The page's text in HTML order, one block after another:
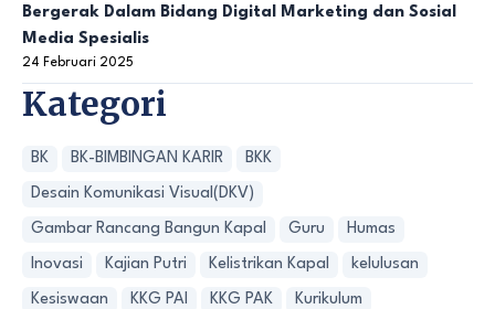
Bergerak Dalam Bidang Digital Marketing dan Sosial
Media Spesialis
24 Februari 2025
Kategori
BK BK-BIMBINGAN KARIR BKK
Desain Komunikasi Visual(DKV)
Gambar Rancang Bangun Kapal Guru Humas
Inovasi Kajian Putri Kelistrikan Kapal kelulusan
Kesiswaan KKG PAI KKG PAK Kurikulum